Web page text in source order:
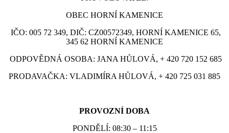
OBEC HORNÍ KAMENICE
IČO: 005 72 349, DIČ: CZ00572349, HORNÍ KAMENICE 65,
345 62 HORNÍ KAMENICE
ODPOVĚDNÁ OSOBA: JANA HŮLOVÁ, + 420 720 152 685
PRODAVAČKA: VLADIMÍRA HŮLOVÁ, + 420 725 031 885
PROVOZNÍ DOBA
PONDĚLÍ: 08:30 – 11:15